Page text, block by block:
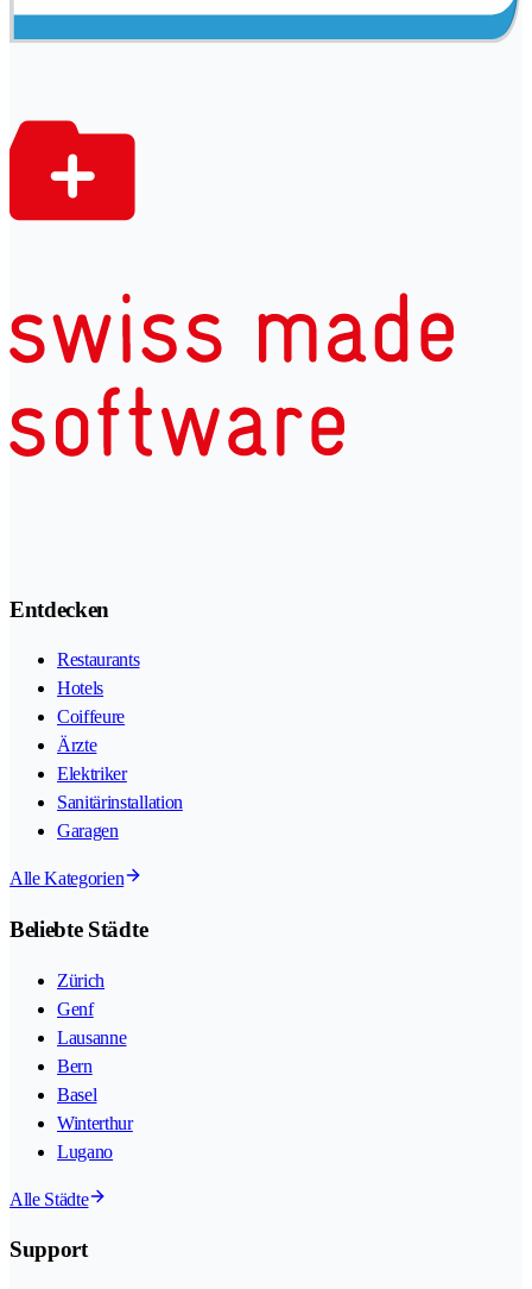
Entdecken
Restaurants
Hotels
Coiffeure
Ärzte
Elektriker
Sanitärinstallation
Garagen
Alle Kategorien
Beliebte Städte
Zürich
Genf
Lausanne
Bern
Basel
Winterthur
Lugano
Alle Städte
Support